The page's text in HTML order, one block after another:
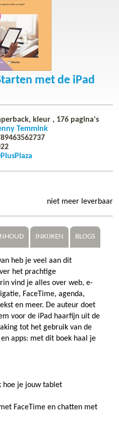
met de iPad
kleur , 176 pagina's
Temmink
niet meer leverbaar
INKIJKEN BLOGS
heb je veel aan dit
het prachtige
vind je alles over web, e-
FaceTime, agenda,
en meer. De auteur doet
voor de iPad haarfijn uit de
tot het gebruik van de
apps: met dit boek haal je
hoe je jouw tablet
FaceTime en chatten met